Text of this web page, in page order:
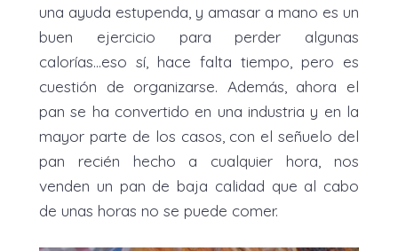
una ayuda estupenda, y amasar a mano es un
buen ejercicio para perder algunas
calorías...eso sí, hace falta tiempo, pero es
cuestión de organizarse. Además, ahora el
pan se ha convertido en una industria y en la
mayor parte de los casos, con el señuelo del
pan recién hecho a cualquier hora, nos
venden un pan de baja calidad que al cabo
de unas horas no se puede comer.